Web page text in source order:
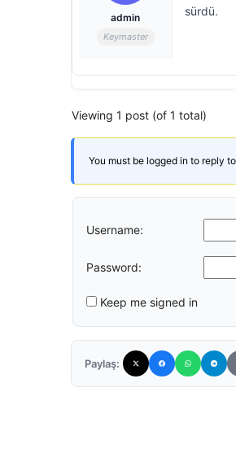
admin
Keymaster
sürdü.
Viewing 1 post (of 1 total)
You must be logged in to reply
Username:
Password:
Keep me signed in
Paylaş: